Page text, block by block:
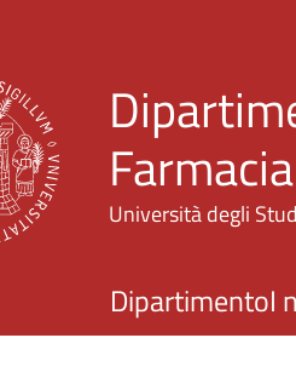
Farmacia
Università degli
DipartimentoI